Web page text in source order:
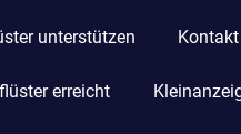
unterstützen Kontakt
erreicht